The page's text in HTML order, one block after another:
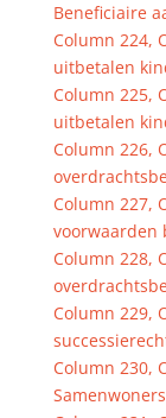
Beneficiaire
Column 224,
uitbetalen
Column 225,
uitbetalen
Column 226,
Column 227,
voorwaarden
Column 228,
Column 229,
Column 230,